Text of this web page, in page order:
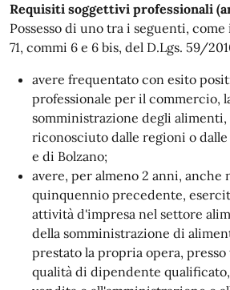
Requisiti soggettivi professionali
Possesso di uno tra i seguenti,
71, commi 6 e 6 bis, del D.Lgs. 59/
avere frequentato con esito
professionale per il commercio,
somministrazione degli
riconosciuto dalle regioni o
e di Bolzano;
avere, per almeno 2 anni,
quinquennio precedente,
attività d'impresa nel settore
della somministrazione di
prestato la propria opera,
qualità di dipendente